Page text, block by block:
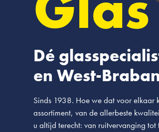
Dé
en West-
Sinds 1938. Hoe we dat voor elkaar
assortiment, van de allerbeste
u altijd terecht: van ruitvervanging